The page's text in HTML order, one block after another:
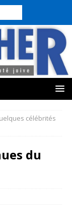
escort bayanlar
numara sıcak sex
numaraları
ucuz
célébrités
du